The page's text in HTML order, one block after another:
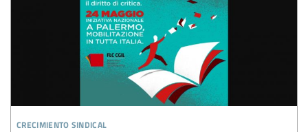
crecimiento sindical